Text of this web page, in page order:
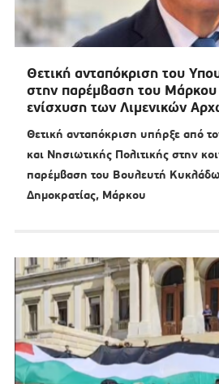
Θετική ανταπόκριση του
στην παρέμβαση του
ενίσχυση των Λιμενικών
Θετική ανταπόκριση υπήρξε από
και Νησιωτικής Πολιτικής στην
παρέμβαση του Βουλευτή
Δημοκρατίας, Μάρκου